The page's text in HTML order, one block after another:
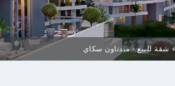
شقة للبيع - ميدتاون سكاي